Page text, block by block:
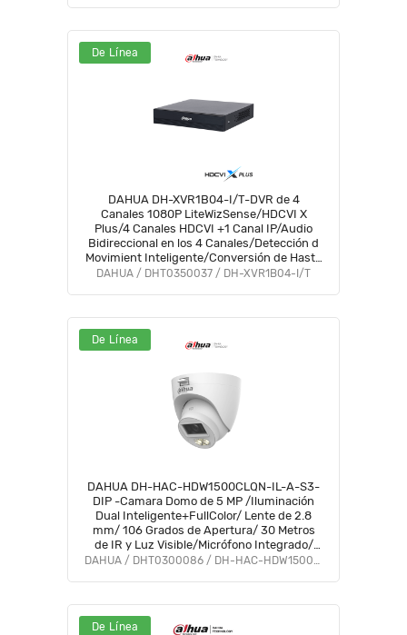
De Línea
DAHUA DH-XVR1B04-I/T-DVR de 4
Canales 1080P LiteWizSense/HDCVI X
Plus/4 Canales HDCVI +1 Canal IP/Audio
Bidireccional en los 4 Canales/Detección d
Movimient Inteligente/Conversión de Hasta
5 Canals IP/Decodificación de Video Hasta
DAHUA / DHT0350037 / DH-XVR1B04-I/T
De Línea
DAHUA DH-HAC-HDW1500CLQN-IL-A-S3-
DIP -Camara Domo de 5 MP /Iluminación
Dual Inteligente+FullColor/ Lente de 2.8
mm/ 106 Grados de Apertura/ 30 Metros
de IR y Luz Visible/Micrófono Integrado/
IP67/ Soporta:
DAHUA / DHT0300086 / DH-HAC-HDW1500CLQN-IL-A-S3-DIP
De Línea